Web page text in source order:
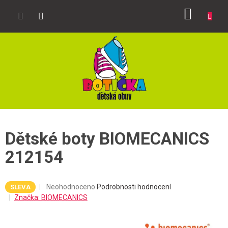
Dětské boty BIOMECANICS
212154
SLEVA
Průměrné
hodnocení
Neohodnoceno Podrobnosti hodnocení
Značka: BIOMECANICS